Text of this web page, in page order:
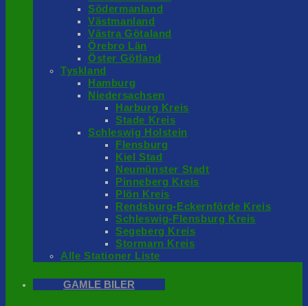
Södermanland
Västmanland
Västra Götaland
Örebro Län
Öster Götland
Tyskland
Hamburg
Niedersachsen
Harburg Kreis
Stade Kreis
Schleswig Holstein
Flensburg
Kiel Stad
Neumünster Stadt
Pinneberg Kreis
Plön Kreis
Rendsburg-Eckernförde Kreis
Schleswig-Flensburg Kreis
Segeberg Kreis
Stormarn Kreis
Alle Stationer Liste
GAMLE BILER